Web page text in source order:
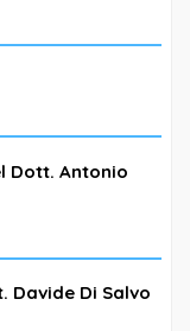
Dott. Antonio
Davide Di Salvo